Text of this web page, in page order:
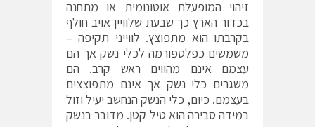
זיהוי המופעלת אוטונומית או מתחנה
בכדור הארץ כך שבעת שלוויין אויב חולף
בקרבתו הוא מתפוצץ. לווייני תקיפה –
משמשים כפלטפורמה לכלי נשק אך הם
עצמם אינם מהווים ראש קרב. הם
משגרים כלי נשק אך אינם מתפוצצים
בעצמם. כיום, כלי הנשק הנחשב יעיל וזול
במידה סבירה הוא טיל קטן. מדובר בנשק